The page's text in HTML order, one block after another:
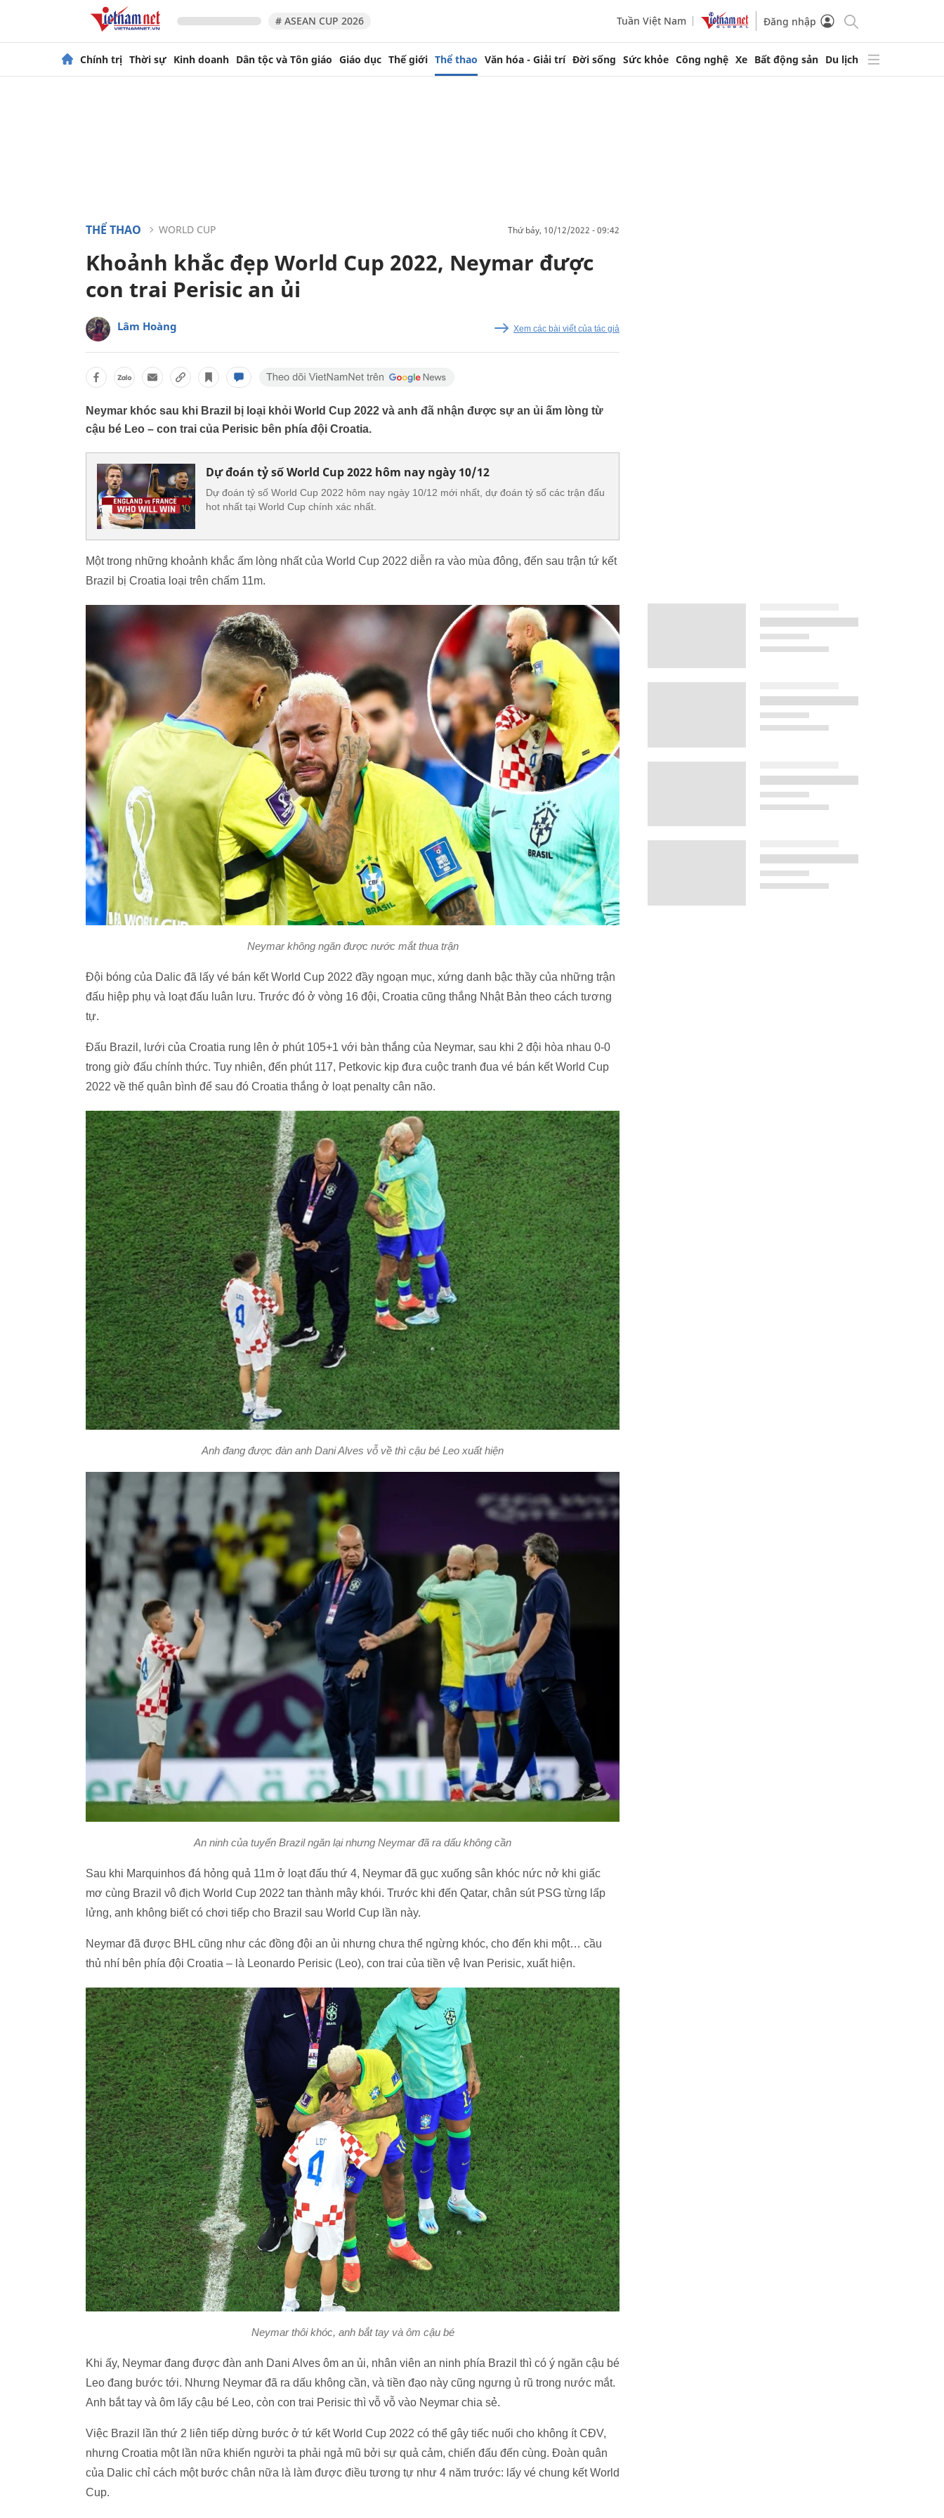
# ASEAN CUP 2026 Tuần Việt Nam Đăng nhập
Chính trị Thời sự Kinh doanh Dân tộc và Tôn giáo Giáo dục Thế giới Thể thao Văn hóa - Giải trí Đời sống Sức khỏe Công nghệ Xe Bất động sản Du lịch
THỂ THAO WORLD CUP thứ bảy, 10/12/2022 - 09:42
Khoảnh khắc đẹp World Cup 2022, Neymar được
con trai Perisic an ủi
Lâm Hoàng Xem các bài viết của tác giả
Neymar khóc sau khi Brazil bị loại khỏi World Cup 2022 và anh đã nhận được sự an ủi ấm lòng từ
cậu bé Leo – con trai của Perisic bên phía đội Croatia.
Dự đoán tỷ số World Cup 2022 hôm nay ngày 10/12
Dự đoán tỷ số World Cup 2022 hôm nay ngày 10/12 mới nhất, dự đoán tỷ số các trận đấu
hot nhất tại World Cup chính xác nhất.
Một trong những khoảnh khắc ấm lòng nhất của World Cup 2022 diễn ra vào mùa đông, đến sau trận tứ kết
Brazil bị Croatia loại trên chấm 11m.
Neymar không ngăn được nước mắt thua trận
Đội bóng của Dalic đã lấy vé bán kết World Cup 2022 đầy ngoạn mục, xứng danh bậc thầy của những trận
đấu hiệp phụ và loạt đấu luân lưu. Trước đó ở vòng 16 đội, Croatia cũng thắng Nhật Bản theo cách tương
tự.
Đấu Brazil, lưới của Croatia rung lên ở phút 105+1 với bàn thắng của Neymar, sau khi 2 đội hòa nhau 0-0
trong giờ đấu chính thức. Tuy nhiên, đến phút 117, Petkovic kịp đưa cuộc tranh đua vé bán kết World Cup
2022 về thế quân bình để sau đó Croatia thắng ở loạt penalty cân não.
Anh đang được đàn anh Dani Alves vỗ về thì cậu bé Leo xuất hiện
An ninh của tuyển Brazil ngăn lại nhưng Neymar đã ra dấu không cần
Sau khi Marquinhos đá hỏng quả 11m ở loạt đấu thứ 4, Neymar đã gục xuống sân khóc nức nở khi giấc
mơ cùng Brazil vô địch World Cup 2022 tan thành mây khói. Trước khi đến Qatar, chân sút PSG từng lấp
lửng, anh không biết có chơi tiếp cho Brazil sau World Cup lần này.
Neymar đã được BHL cũng như các đồng đội an ủi nhưng chưa thể ngừng khóc, cho đến khi một… cầu
thủ nhí bên phía đội Croatia – là Leonardo Perisic (Leo), con trai của tiền vệ Ivan Perisic, xuất hiện.
Neymar thôi khóc, anh bắt tay và ôm cậu bé
Khi ấy, Neymar đang được đàn anh Dani Alves ôm an ủi, nhân viên an ninh phía Brazil thì có ý ngăn cậu bé
Leo đang bước tới. Nhưng Neymar đã ra dấu không cần, và tiền đạo này cũng ngưng ủ rũ trong nước mắt.
Anh bắt tay và ôm lấy cậu bé Leo, còn con trai Perisic thì vỗ vỗ vào Neymar chia sẻ.
Việc Brazil lần thứ 2 liên tiếp dừng bước ở tứ kết World Cup 2022 có thể gây tiếc nuối cho không ít CĐV,
nhưng Croatia một lần nữa khiến người ta phải ngả mũ bởi sự quả cảm, chiến đấu đến cùng. Đoàn quân
của Dalic chỉ cách một bước chân nữa là làm được điều tương tự như 4 năm trước: lấy vé chung kết World
Cup.